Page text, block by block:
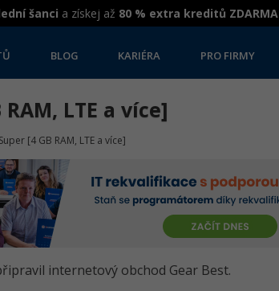
šanci a získej až 80 % extra kreditů ZDARMA
BLOG KARIÉRA PRO FIRMY
LTE a více]
[4 GB RAM, LTE a více]
internetový obchod Gear Best.